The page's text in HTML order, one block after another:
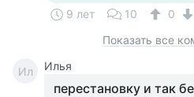
9 лет 10
0
Показать все
Ил Илья
перестановку и так